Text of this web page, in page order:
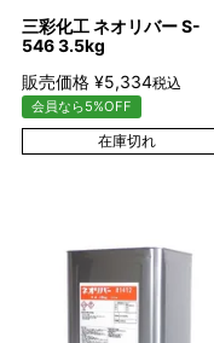
三彩化工 ネオリバー S-
546 3.5kg
販売価格 ¥5,334税込
会員なら5%OFF
在庫切れ